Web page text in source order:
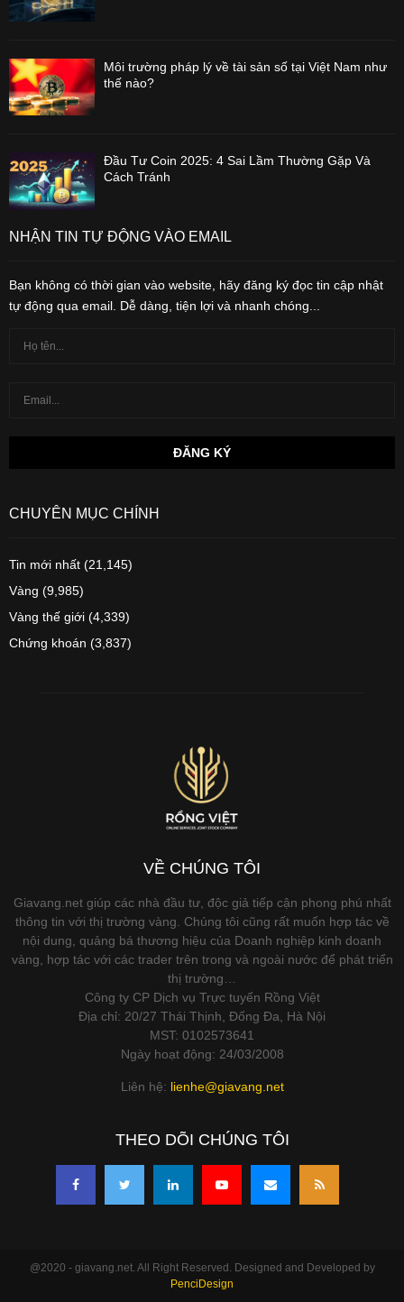
Môi trường pháp lý về tài sản số tại Việt Nam như
thế nào?
Đầu Tư Coin 2025: 4 Sai Lầm Thường Gặp Và
Cách Tránh
NHẬN TIN TỰ ĐỘNG VÀO EMAIL
Bạn không có thời gian vào website, hãy đăng ký đọc tin cập nhật
tự động qua email. Dễ dàng, tiện lợi và nhanh chóng...
CHUYÊN MỤC CHÍNH
Tin mới nhất (21,145)
Vàng (9,985)
Vàng thế giới (4,339)
Chứng khoán (3,837)
VỀ CHÚNG TÔI
Giavang.net giúp các nhà đầu tư, độc giả tiếp cận phong phú nhất
thông tin với thị trường vàng. Chúng tôi cũng rất muốn hợp tác về
nội dung, quảng bá thương hiệu của Doanh nghiệp kinh doanh
vàng, hợp tác với các trader trên trong và ngoài nước để phát triển
thị trường…
Công ty CP Dịch vụ Trực tuyến Rồng Việt
Địa chỉ: 20/27 Thái Thịnh, Đống Đa, Hà Nội
MST: 0102573641
Ngày hoạt động: 24/03/2008
Liên hệ: lienhe@giavang.net
THEO DÕI CHÚNG TÔI
@2020 - giavang.net. All Right Reserved. Designed and Developed by
PenciDesign